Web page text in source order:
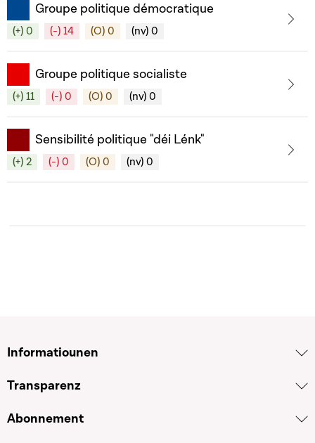
Groupe politique démocratique
(+) 0 (-) 14 (O) 0 (nv) 0
Groupe politique socialiste
(+) 11 (-) 0 (O) 0 (nv) 0
Sensibilité politique "déi Lénk"
(+) 2 (-) 0 (O) 0 (nv) 0
Informatiounen
Transparenz
Abonnement